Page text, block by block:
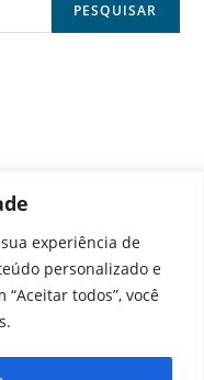
experiência de
personalizado e
todos”, você
PESQUISAR